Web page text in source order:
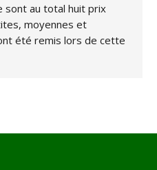
sont au total huit prix
moyennes et
été remis lors de cette